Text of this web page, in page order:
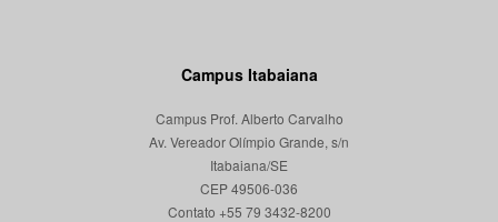
Campus Itabaiana
Campus Prof. Alberto Carvalho
Av. Vereador Olímpio Grande, s/n
Itabaiana/SE
CEP 49506-036